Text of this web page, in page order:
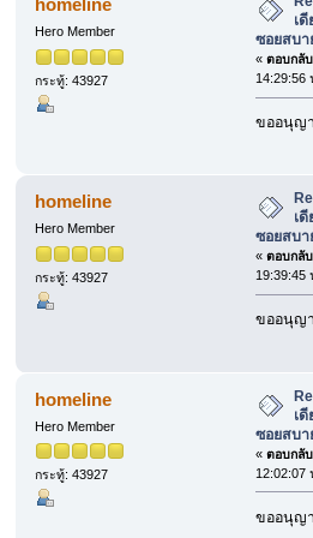
homeline
Hero Member
กระทู้: 43927
เ
ซอยสบา
« ตอบกลั
14:29:56
ขออนุญ
homeline
Hero Member
กระทู้: 43927
เ
ซอยสบา
« ตอบกลั
19:39:45
ขออนุญ
homeline
Hero Member
กระทู้: 43927
เ
ซอยสบา
« ตอบกลั
12:02:07
ขออนุญ